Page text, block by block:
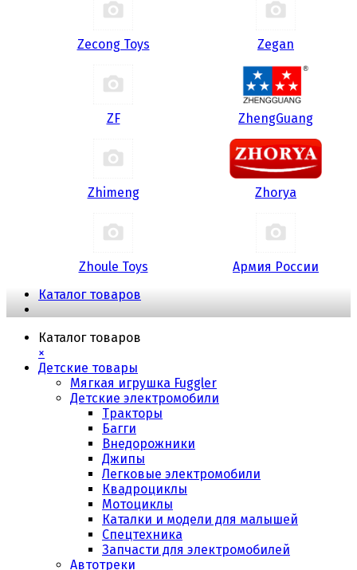
Zecong Toys Zegan
ZF ZhengGuang
Zhimeng Zhorya
Zhoule Toys
Армия России
Каталог товаров
Каталог товаров
×
Детские товары
Мягкая игрушка Fuggler
Детские электромобили
Тракторы
Багги
Внедорожники
Джипы
Легковые электромобили
Квадроциклы
Мотоциклы
Каталки и модели для малышей
Спецтехника
Запчасти для электромобилей
Автотреки